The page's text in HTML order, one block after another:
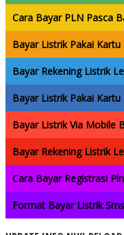
Cara Bayar PLN Pasca
Bayar Listrik Pakai Kartu
Bayar Rekening Listrik
Bayar Listrik Pakai
Bayar Listrik Via Mobile
Bayar Rekening Listrik
Cara Bayar Registrasi
Format Bayar Listrik